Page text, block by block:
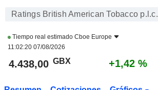
Ratings British American Tobacco p.l.c.
Tiempo real estimado Cboe Europe
11:02:20 07/08/2026
4.438,00 GBX +1,42 %